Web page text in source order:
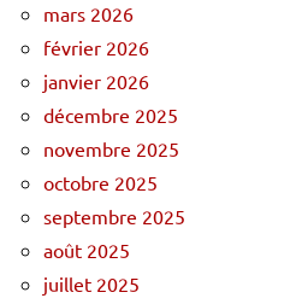
mars 2026
février 2026
janvier 2026
décembre 2025
novembre 2025
octobre 2025
septembre 2025
août 2025
juillet 2025